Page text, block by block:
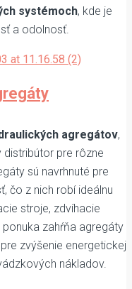
systémoch, kde je
a odolnosť.
agregátov,
pre rôzne
sú navrhnuté pre
čo z nich robí ideálnu
stroje, zdvíhacie
zahŕňa agregáty
zvýšenie energetickej
nákladov.